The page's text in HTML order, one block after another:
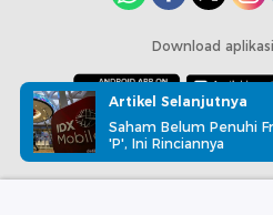
Download
Copyright @ 2026
Artikel Selanjutnya
Saham Belum Penuhi
'P', Ini Rinciannya